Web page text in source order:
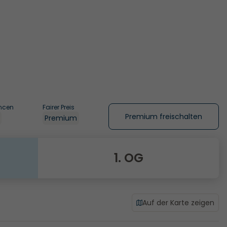
Fairer Preis
Premium Premium freischalten
1. OG
Auf der Karte zeigen